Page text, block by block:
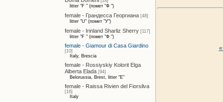
litter "F " (помет "Ф ")
female - Грандесса Георгиана [48]
litter "U" (помет "У")
female - Irinland Sharliz Sherry [117]
litter "F " (помет "Ф ")
female - Giamour di Casa Giardino
[10]
Italy, Brescia
female - Rossiyskiy Kolorit Elga
Alberta Elada [94]
Belorussia, Brest, litter "E"
female - Raissa Rivien del Fiorsilva
[16]
Italy